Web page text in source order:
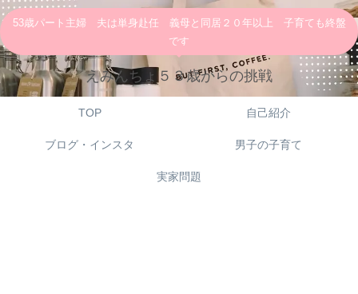
53歳パート主婦 夫は単身赴任 義母と同居２０年以上 子育ても終盤
です
えみんちょ５３歳からの挑戦
TOP 自己紹介
ブログ・インスタ 男子の子育て
実家問題